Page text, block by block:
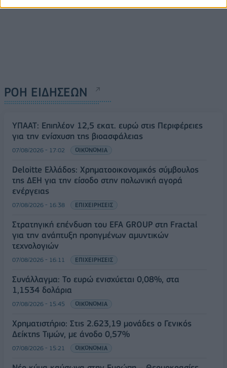
ΡΟΗ ΕΙΔΗΣΕΩΝ
ΥΠΑΑΤ: Επιπλέον 12,5 εκατ. ευρώ στις Περιφέρειες
για την ενίσχυση της βιοασφάλειας
07/08/2026 - 17:02 ΟΙΚΟΝΟΜΙΑ
Deloitte Ελλάδος: Χρηματοοικονομικός σύμβουλος
της ΔΕΗ για την είσοδο στην πολωνική αγορά
ενέργειας
07/08/2026 - 16:38 ΕΠΙΧΕΙΡΗΣΕΙΣ
Στρατηγική επένδυση του EFA GROUP στη Fractal
για την ανάπτυξη προηγμένων αμυντικών
τεχνολογιών
07/08/2026 - 16:11 ΕΠΙΧΕΙΡΗΣΕΙΣ
Συνάλλαγμα: Το ευρώ ενισχύεται 0,08%, στα
1,1534 δολάρια
07/08/2026 - 15:45 ΟΙΚΟΝΟΜΙΑ
Χρηματιστήριο: Στις 2.623,19 μονάδες ο Γενικός
Δείκτης Τιμών, με άνοδο 0,57%
07/08/2026 - 15:21 ΟΙΚΟΝΟΜΙΑ